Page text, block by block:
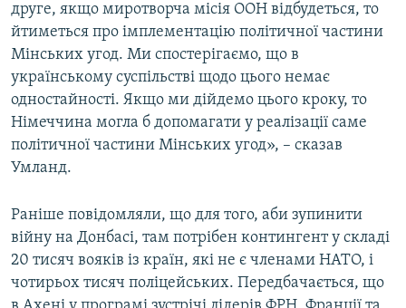
друге, якщо миротворча місія ООН відбудеться, то
йтиметься про імплементацію політичної частини
Мінських угод. Ми спостерігаємо, що в
українському суспільстві щодо цього немає
одностайності. Якщо ми дійдемо цього кроку, то
Німеччина могла б допомагати у реалізації саме
політичної частини Мінських угод», – сказав
Умланд.
Раніше повідомляли, що для того, аби зупинити
війну на Донбасі, там потрібен контингент у складі
20 тисяч вояків із країн, які не є членами НАТО, і
чотирьох тисяч поліцейських. Передбачається, що